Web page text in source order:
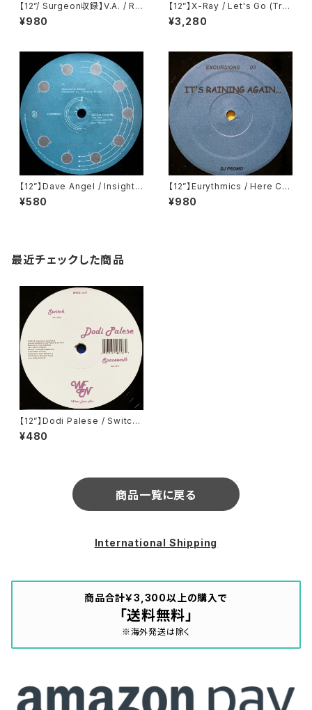
【12”/ Surgeon収録】V.A. / Ro
und Sampler 2 (Round Rec
ords) (SARR-005)
¥980
【12”】X-Ray / Let's Go (Tra
nsmat) (MS 001)
¥3,280
【12”】Dave Angel / Insights
EP (Rotation Records) (rot
98013)
¥580
【12”】Eurythmics / Here Co
mes The Rain Again (Excur
sions) (EB-03)
¥980
最近チェックした商品
【12”】Dodi Palese / Switch
/ Spacewalk (What Ever No
t) (WEN002)
¥480
商品一覧に戻る
International Shipping
商品合計￥3,300以上の購入で
「送料無料」
※海外発送は除く